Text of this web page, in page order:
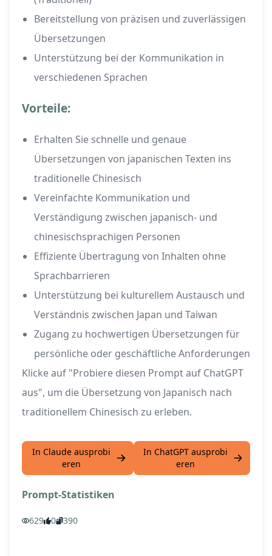
Bereitstellung von präzisen und zuverlässigen
Übersetzungen
Unterstützung bei der Kommunikation in
verschiedenen Sprachen
Vorteile:
Erhalten Sie schnelle und genaue
Übersetzungen von japanischen Texten ins
traditionelle Chinesisch
Vereinfachte Kommunikation und
Verständigung zwischen japanisch- und
chinesischsprachigen Personen
Effiziente Übertragung von Inhalten ohne
Sprachbarrieren
Unterstützung bei kulturellem Austausch und
Verständnis zwischen Japan und Taiwan
Zugang zu hochwertigen Übersetzungen für
persönliche oder geschäftliche Anforderungen
Klicke auf "Probiere diesen Prompt auf ChatGPT
aus", um die Übersetzung von Japanisch nach
traditionellem Chinesisch zu erleben.
In Claude ausprobi
eren
In ChatGPT ausprobi
eren
Prompt-Statistiken
629 0 390